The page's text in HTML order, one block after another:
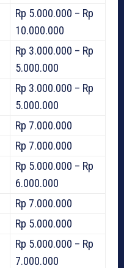
Rp 5.000.000 – Rp
10.000.000
Rp 3.000.000 – Rp
5.000.000
Rp 3.000.000 – Rp
5.000.000
Rp 7.000.000
Rp 7.000.000
Rp 5.000.000 – Rp
6.000.000
Rp 7.000.000
Rp 5.000.000
Rp 5.000.000 – Rp
7.000.000